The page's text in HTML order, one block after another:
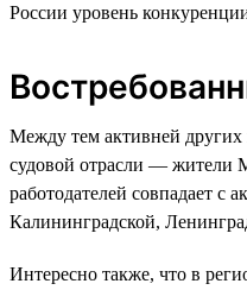
России уровень
Между тем активней других
судовой отрасли — жители
работодателей совпадает с
Калининградской,
Интересно также, что в